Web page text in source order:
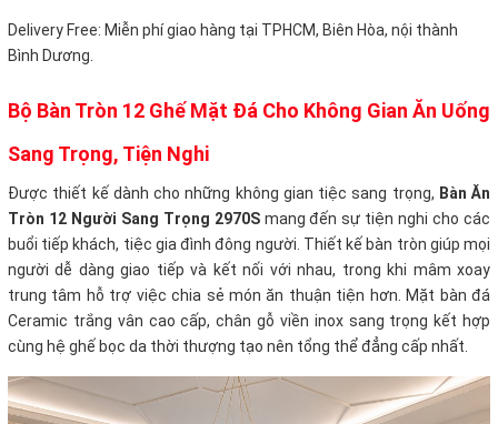
Delivery Free: Miễn phí giao hàng tại TPHCM, Biên Hòa, nội thành
Bình Dương.
Bộ Bàn Tròn 12 Ghế Mặt Đá Cho Không Gian Ăn Uống
Sang Trọng, Tiện Nghi
Được thiết kế dành cho những không gian tiệc sang trọng, Bàn Ăn
Tròn 12 Người Sang Trọng 2970S mang đến sự tiện nghi cho các
buổi tiếp khách, tiệc gia đình đông người. Thiết kế bàn tròn giúp mọi
người dễ dàng giao tiếp và kết nối với nhau, trong khi mâm xoay
trung tâm hỗ trợ việc chia sẻ món ăn thuận tiện hơn. Mặt bàn đá
Ceramic trắng vân cao cấp, chân gỗ viền inox sang trọng kết hợp
cùng hệ ghế bọc da thời thượng tạo nên tổng thể đẳng cấp nhất.